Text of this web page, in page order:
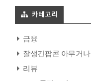
카테고리
금융
잘생긴팝콘 아무거나
리뷰